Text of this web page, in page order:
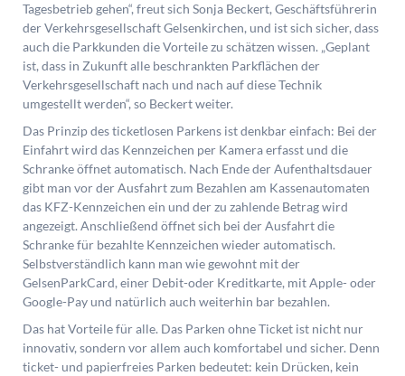
Tagesbetrieb gehen“, freut sich Sonja Beckert, Geschäftsführerin
der Verkehrsgesellschaft Gelsenkirchen, und ist sich sicher, dass
auch die Parkkunden die Vorteile zu schätzen wissen. „Geplant
ist, dass in Zukunft alle beschrankten Parkflächen der
Verkehrsgesellschaft nach und nach auf diese Technik
umgestellt werden“, so Beckert weiter.
Das Prinzip des ticketlosen Parkens ist denkbar einfach: Bei der
Einfahrt wird das Kennzeichen per Kamera erfasst und die
Schranke öffnet automatisch. Nach Ende der Aufenthaltsdauer
gibt man vor der Ausfahrt zum Bezahlen am Kassenautomaten
das KFZ-Kennzeichen ein und der zu zahlende Betrag wird
angezeigt. Anschließend öffnet sich bei der Ausfahrt die
Schranke für bezahlte Kennzeichen wieder automatisch.
Selbstverständlich kann man wie gewohnt mit der
GelsenParkCard, einer Debit-oder Kreditkarte, mit Apple- oder
Google-Pay und natürlich auch weiterhin bar bezahlen.
Das hat Vorteile für alle. Das Parken ohne Ticket ist nicht nur
innovativ, sondern vor allem auch komfortabel und sicher. Denn
ticket- und papierfreies Parken bedeutet: kein Drücken, kein